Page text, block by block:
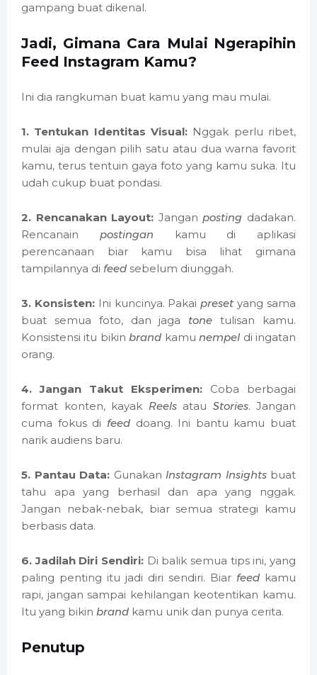
gampang buat dikenal.
Jadi, Gimana Cara Mulai Ngerapihin
Feed Instagram Kamu?
Ini dia rangkuman buat kamu yang mau mulai.
1. Tentukan Identitas Visual: Nggak perlu ribet,
mulai aja dengan pilih satu atau dua warna favorit
kamu, terus tentuin gaya foto yang kamu suka. Itu
udah cukup buat pondasi.
2. Rencanakan Layout: Janganposting dadakan.
Rencanain postingan kamu di aplikasi
perencanaan biar kamu bisa lihat gimana
tampilannya di feed sebelum diunggah.
3. Konsisten:Ini kuncinya. Pakaipreset yang sama
buat semua foto, dan jaga tone tulisan kamu.
Konsistensi itu bikinbrand kamunempeldi ingatan
orang.
4. Jangan Takut Eksperimen: Coba berbagai
format konten, kayak Reelsatau Stories. Jangan
cuma fokus di feeddoang. Ini bantu kamu buat
narik audiens baru.
5. Pantau Data: Gunakan Instagram Insightsbuat
tahu apa yang berhasil dan apa yang nggak.
Jangan nebak-nebak, biar semua strategi kamu
berbasis data.
6. Jadilah Diri Sendiri: Di balik semua tips ini, yang
paling penting itu jadi diri sendiri. Biar feed kamu
rapi, jangan sampai kehilangan keotentikan kamu.
Itu yang bikin brand kamu unik dan punya cerita.
Penutup